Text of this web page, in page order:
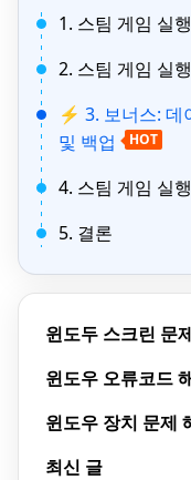
1. 스팀 게임 실
2. 스팀 게임 실
⚡ 3. 보너스: 데
및 백업
HOT
4. 스팀 게임 실
5. 결론
윈도두 스크린 문
윈도우 오류코드
윈도우 장치 문제
최신 글